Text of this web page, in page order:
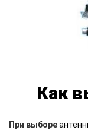
Как
При выборе